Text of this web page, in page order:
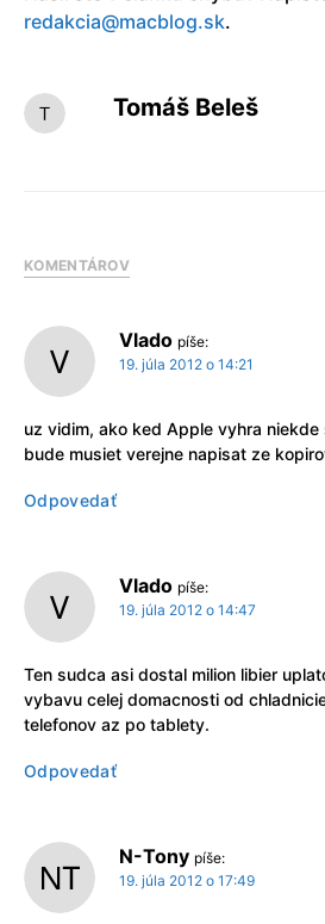
redakcia@macblog.sk.
Tomáš Beleš
KOMENTÁROV
Vlado píše:
19. júla 2012 o 14:21
uz vidim, ako ked Apple vyhra
bude musiet verejne napisat ze
Odpovedať
Vlado píše:
19. júla 2012 o 14:47
Ten sudca asi dostal milion libier
vybavu celej domacnosti od
telefonov az po tablety.
Odpovedať
N-Tony píše:
19. júla 2012 o 17:49